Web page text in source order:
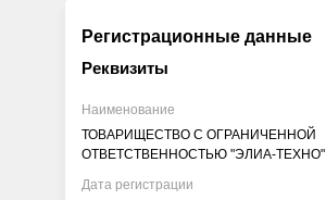
Регистрационные данные
Реквизиты
Наименование
ТОВАРИЩЕСТВО С ОГРАНИЧЕННОЙ
ОТВЕТСТВЕННОСТЬЮ "ЭЛИА-ТЕХНО"
Дата регистрации